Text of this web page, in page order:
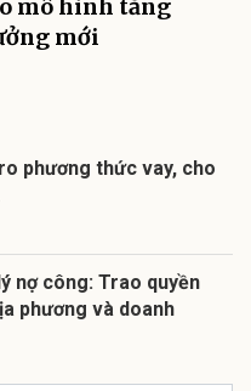
mô hình tăng
mới
phương thức vay, cho
nợ công: Trao quyền
phương và doanh